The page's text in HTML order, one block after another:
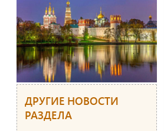
ДРУГИЕ НОВОСТИ
РАЗДЕЛА